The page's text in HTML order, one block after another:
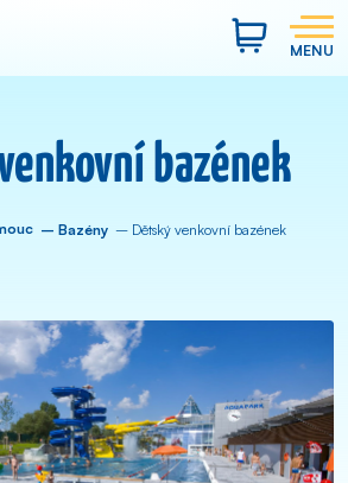
MENU
bazének
– Bazény – Dětský venkovní bazének